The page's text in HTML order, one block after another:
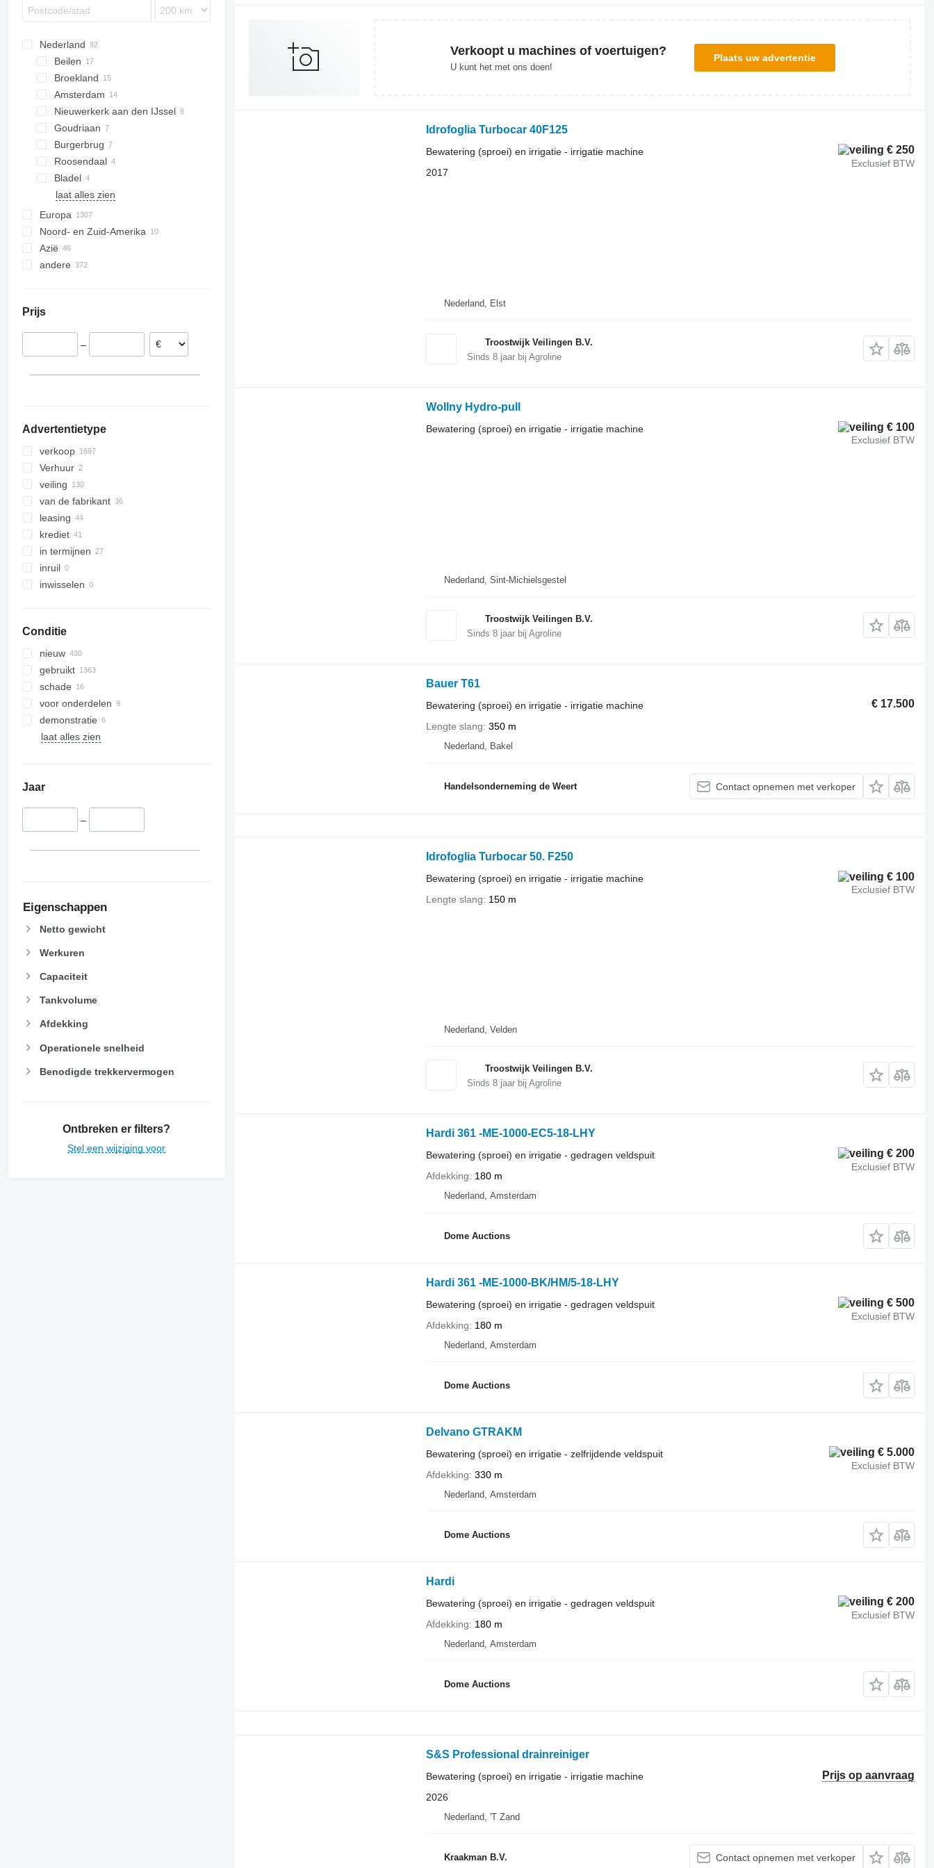
TZ
4720
4830
4930
4940
5430i
M-series
Nederland
Beilen
Broekland
Amsterdam
Nieuwerkerk aan den IJssel
Goudriaan
Burgerbrug
Roosendaal
Bladel
laat alles zien
Europa
Duitsland
Roemenië
Frankrijk
Hongarije
Noord- en Zuid-Amerika
Mexico
Azië
Turkije
Zuid-Korea
India
andere
Prijs
–
Advertentietype
verkoop
Verhuur
veiling
van de fabrikant
leasing
krediet
in termijnen
inruil
inwisselen
Conditie
nieuw
gebruikt
schade
voor onderdelen
demonstratie
laat alles zien
Jaar
–
Eigenschappen
Netto gewicht
Werkuren
Capaciteit
Tankvolume
Afdekking
Operationele snelheid
Benodigde trekkervermogen
Ontbreken er filters?
Stel een wijziging voor
Verkoopt u machines of voertuigen?
U kunt het met ons doen!
Plaats uw advertentie
Idrofoglia Turbocar 40F125
€ 250
Exclusief BTW
Bewatering (sproei) en irrigatie - irrigatie machine
2017
Nederland, Elst
Troostwijk Veilingen B.V.
Sinds 8jaar bij Agroline
Wollny Hydro-pull
€ 100
Exclusief BTW
Bewatering (sproei) en irrigatie - irrigatie machine
Nederland, Sint-Michielsgestel
Troostwijk Veilingen B.V.
Sinds 8jaar bij Agroline
Bauer T61
€ 17.500
Bewatering (sproei) en irrigatie - irrigatie machine
Lengte slang 350 m
Nederland, Bakel
Handelsonderneming de Weert Contact opnemen met verkoper
Idrofoglia Turbocar 50. F250
€ 100
Exclusief BTW
Bewatering (sproei) en irrigatie - irrigatie machine
Lengte slang
150 m
Nederland, Velden
Troostwijk Veilingen B.V.
Sinds 8jaar bij Agroline
Hardi 361 -ME-1000-EC5-18-LHY
€ 200
Exclusief BTW
Bewatering (sproei) en irrigatie - gedragen veldspuit
Afdekking
180 m
Nederland, Amsterdam
Dome Auctions
Hardi 361 -ME-1000-BK/HM/5-18-LHY
€ 500
Exclusief BTW
Bewatering (sproei) en irrigatie - gedragen veldspuit
Afdekking
180 m
Nederland, Amsterdam
Dome Auctions
Delvano GTRAKM
€ 5.000
Exclusief BTW
Bewatering (sproei) en irrigatie - zelfrijdende veldspuit
Afdekking 330 m
Nederland, Amsterdam
Dome Auctions
Hardi
€ 200
Exclusief BTW
Bewatering (sproei) en irrigatie - gedragen veldspuit
Afdekking
180 m
Nederland, Amsterdam
Dome Auctions
S&S Professional drainreiniger
Prijs op aanvraag
Bewatering (sproei) en irrigatie - irrigatie machine
2026
Nederland, 'T Zand
Kraakman B.V. Contact opnemen met verkoper